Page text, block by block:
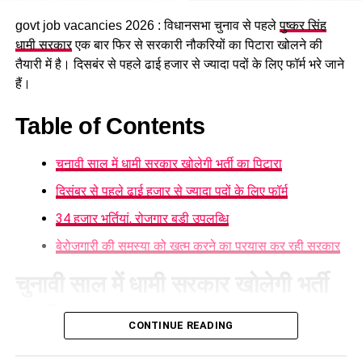
अलग-अलग माध्यमों से संपर्क के बाद तैयार
संघ सूत्रों के मुताबिक बीते दो महीने में राज्य की सभी 70 सीटों पर स्थानीय
कार्यकर्ताओं, महत्वपूर्ण हस्तियों के अलावा सामान्य लोगों से अलग-अलग
माध्यमों से संपर्क के बाद विस्तृत रिपोर्ट तैयार की गई है।
govt job vacancies 2026 : विधानसभा चुनाव से पहलेपुष्कर सिंह
धामी सरकारएक बार फिर से सरकारी नौकरियों का पिटारा खोलने की
तैयारी में है। दिसबंर से पहले ढाई हजार से ज्यादा पदों के लिए फॉर्म भरे जाने
हैं।
Table of Contents
चुनावी साल में धामी सरकार खोलेगी भर्ती का पिटारा
दिसंबर से पहले ढाई हजार से ज्यादा पदों के लिए फॉर्म
34 हजार भर्तियां, रोजगार बड़ी उपलब्धि
बेरोजगारी की समस्या को खत्म करने का प्रयास कर रही सरकार
का पिटारा
CONTINUE READING